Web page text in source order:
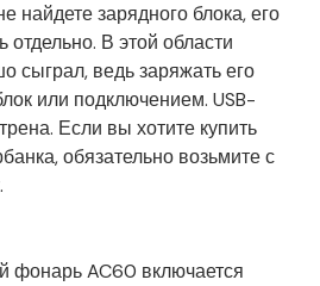
найдете зарядного блока, его
отдельно. В этой области
сыграл, ведь заряжать его
или подключением. USB-
Если вы хотите купить
обязательно возьмите с
фонарь AC60 включается